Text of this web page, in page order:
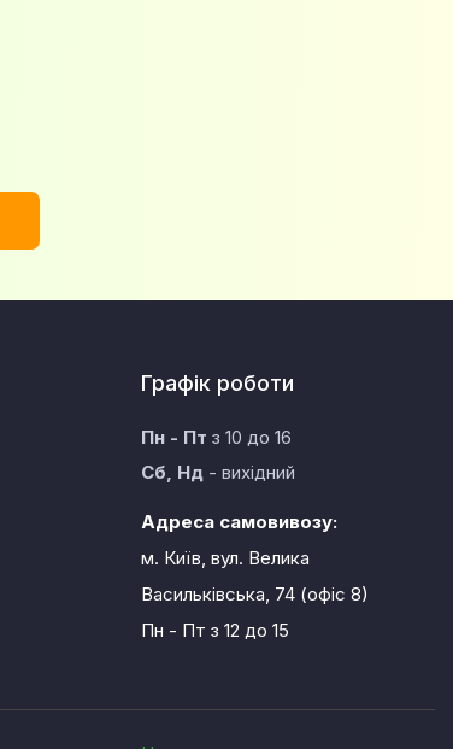
Графік роботи
Пн - Пт з 10 до 16
Сб, Нд- вихідний
Адреса самовивозу:
м. Київ, вул. Велика
Васильківська, 74 (офіс 8)
Пн - Пт з 12 до 15